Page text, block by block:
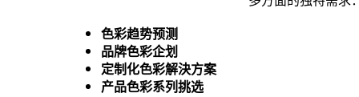
色彩趋势预测
品牌色彩企划
定制化色彩解決方案
产品色彩系列挑选